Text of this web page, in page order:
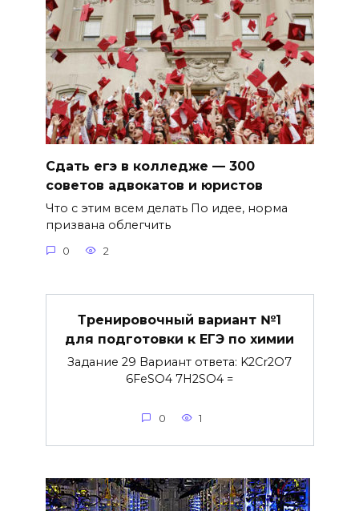
Сдать егэ в колледже — 300
советов адвокатов и юристов
Что с этим всем делать По идее, норма
призвана облегчить
0 2
Тренировочный вариант №1
для подготовки к ЕГЭ по химии
Задание 29 Вариант ответа: K2Cr2O7
6FeSO4 7H2SO4 =
0 1